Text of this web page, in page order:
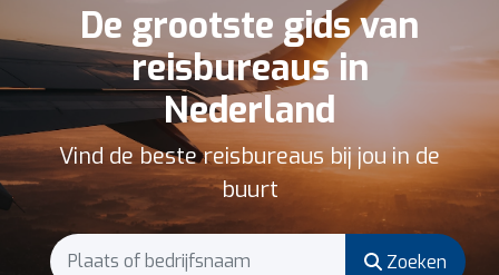
De grootste gids van
reisbureaus in
Nederland
Vind de beste reisbureaus bij jou in de
buurt
Zoeken